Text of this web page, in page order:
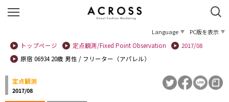
Language
PC版を表示
トップページ
定点観測/Fixed Point Observation
2017/08
原宿 06934 20歳 男性 / フリーター（アパレル）
定点観測
2017/08